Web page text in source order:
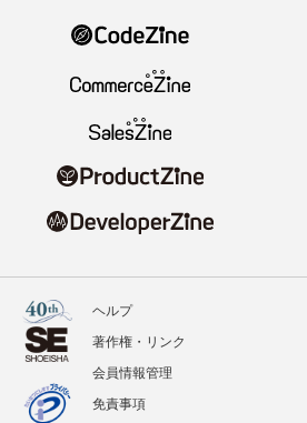
ヘルプ
著作権・リンク
会員情報管理
免責事項